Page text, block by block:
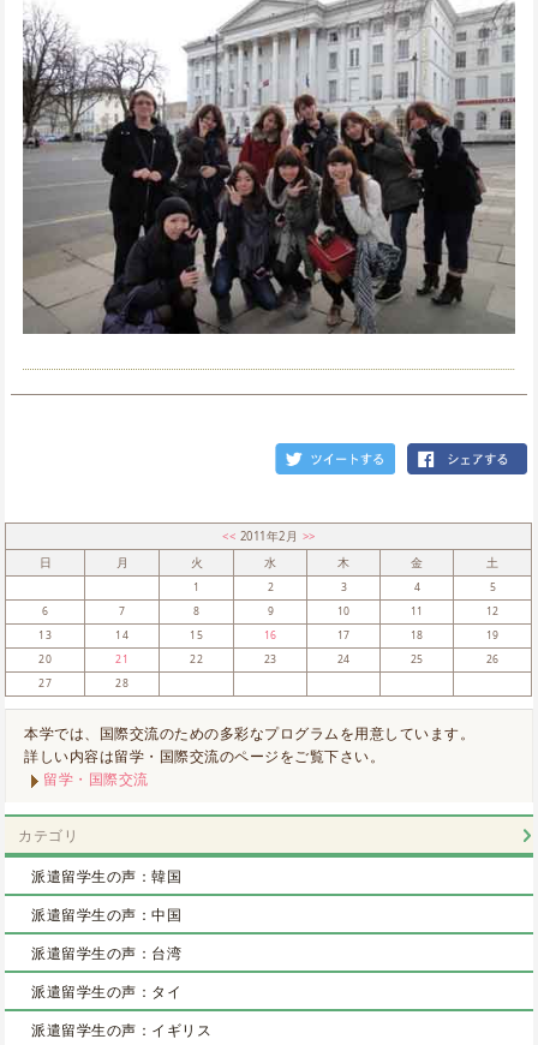
<< 2011年2月 >>
日
月 火 水 木 金 土
1 2 3 4
5
6
7 8 9 10 11
12
13
14 15 16 17 18
19
20
21 22 23 24 25
26
27
28
本学では、国際交流のための多彩なプログラムを用意しています。
詳しい内容は留学・国際交流のページをご覧下さい。
留学・国際交流
カテゴリ
派遣留学生の声：韓国
派遣留学生の声：中国
派遣留学生の声：台湾
派遣留学生の声：タイ
派遣留学生の声：イギリス